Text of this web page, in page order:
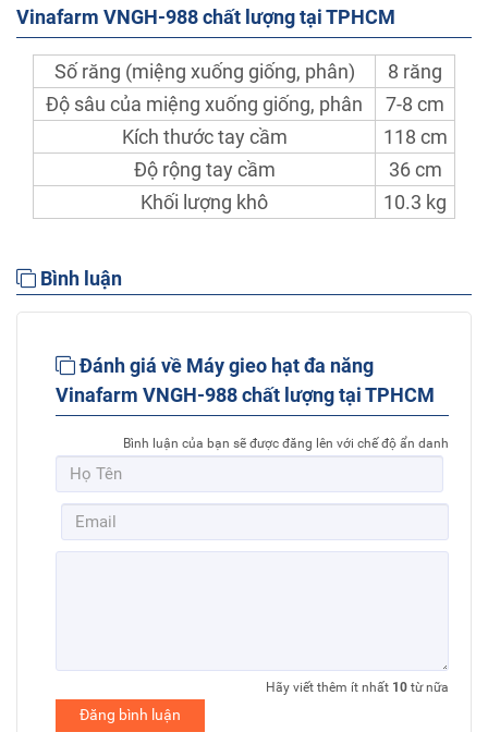
Vinafarm VNGH-988 chất lượng tại TPHCM
Số răng (miệng xuống giống, phân)
8 răng
Độ sâu của miệng xuống giống, phân
7-8 cm
Kích thước tay cầm
118 cm
Độ rộng tay cầm
36 cm
Khối lượng khô
10.3 kg
Bình luận
Đánh giá về Máy gieo hạt đa năng
Vinafarm VNGH-988 chất lượng tại TPHCM
Bình luận của bạn sẽ được đăng lên với chế độ ẩn danh
Hãy viết thêm ít nhất 10 từ nữa
Đăng bình luận